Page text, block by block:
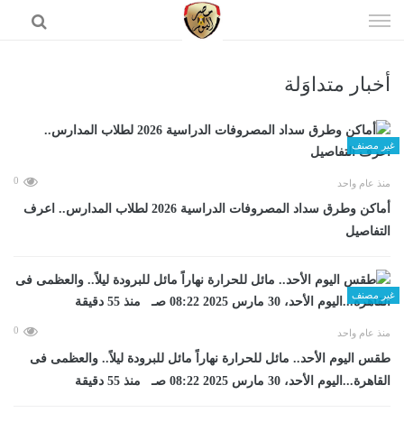
الى
أخبار متداوَلة
غير مصنف
منذ عام واحد 0
أماكن وطرق سداد المصروفات الدراسية 2026 لطلاب المدارس.. اعرف
التفاصيل
غير مصنف
منذ عام واحد 0
طقس اليوم الأحد.. مائل للحرارة نهاراً مائل للبرودة ليلاً.. والعظمى فى
القاهرة...اليوم الأحد، 30 مارس 2025 08:22 صـ منذ 55 دقيقة